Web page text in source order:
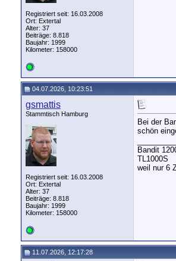
Registriert seit: 16.03.2008
Ort: Extertal
Alter: 37
Beiträge: 8.818
Baujahr: 1999
Kilometer: 158000
04.07.2026, 10:23:51
gsmattis
Stammtisch Hamburg
Registriert seit: 16.03.2008
Ort: Extertal
Alter: 37
Beiträge: 8.818
Baujahr: 1999
Kilometer: 158000
Bei der
schön
Bandit
TL1000S
weil nur 6
11.07.2026, 12:17:28